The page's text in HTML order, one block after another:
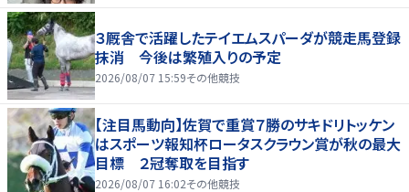
３厩舎で活躍したテイエムスパーダが競走馬登録
抹消 今後は繁殖入りの予定
2026/08/07 15:59その他競技
【注目馬動向】佐賀で重賞７勝のサキドリトッケン
はスポーツ報知杯ロータスクラウン賞が秋の最大
目標 ２冠奪取を目指す
2026/08/07 16:02その他競技